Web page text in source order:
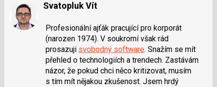
Svatopluk Vít
Profesionální ajťák pracující pro korporát
(narozen 1974). V soukromí však rád
prosazuji svobodný software. Snažím se mít
přehled o technologiích a trendech. Zastávám
názor, že pokud chci něco kritizovat, musím
s tím mít nějakou zkušenost. Jsem hrdý